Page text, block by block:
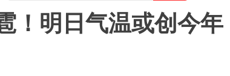
！明日气温或创今年